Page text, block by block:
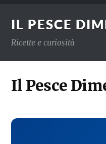
IL PESCE
Ricette e curiosità
Il Pesce